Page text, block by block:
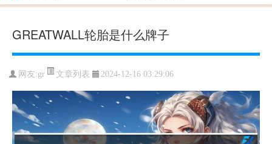
GREATWALL轮胎是什么牌子
网友:gr 文章列表 2024-12-16 03:29:06